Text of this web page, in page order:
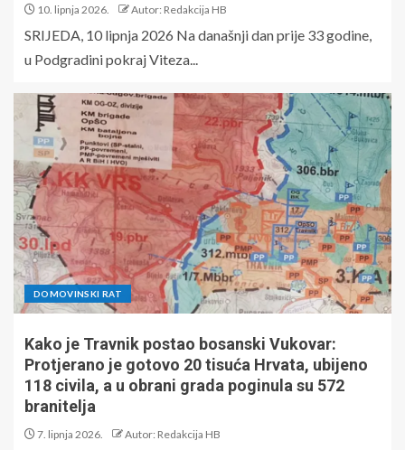
10. lipnja 2026. Autor: Redakcija HB
SRIJEDA, 10 lipnja 2026 Na današnji dan prije 33 godine,
u Podgradini pokraj Viteza...
DOMOVINSKI RAT
Kako je Travnik postao bosanski Vukovar:
Protjerano je gotovo 20 tisuća Hrvata, ubijeno
118 civila, a u obrani grada poginula su 572
branitelja
7. lipnja 2026. Autor: Redakcija HB